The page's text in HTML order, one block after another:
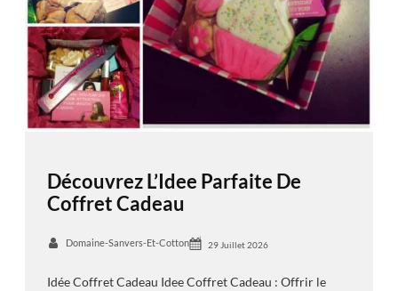
Découvrez L’Idee Parfaite De
Coffret Cadeau
Domaine-Sanvers-Et-Cotton 29 Juillet 2026
Idée Coffret Cadeau Idee Coffret Cadeau : Offrir le